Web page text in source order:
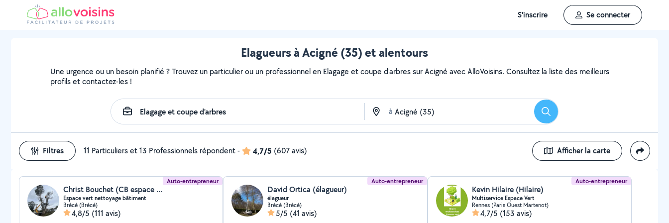
S'inscrire Se connecter
Elagueurs à Acigné (35) et alentours
Une urgence ou un besoin planifié ? Trouvez un particulier ou un professionnel en Elagage et coupe d'arbres sur Acigné avec AlloVoisins. Consultez la liste des meilleurs
profils et contactez-les !
à Rechercher
Filtres 11 Particuliers et 13 Professionnels répondent- 4,7/5 (607 avis) Afficher la carte
Auto-entrepreneur
Christ Bouchet (CB espace vert CB nettoyage)
Espace vert nettoyage bâtiment
Brécé (Brécé)
4,8/5 (111 avis)
Auto-entrepreneur
David Ortica (élagueur)
élagueur
Brécé (Brécé)
5/5 (41 avis)
Auto-entrepreneur
Kevin Hilaire (Hilaire)
Multiservice Espace Vert
Rennes (Paris Ouest Martenot)
4,7/5 (153 avis)